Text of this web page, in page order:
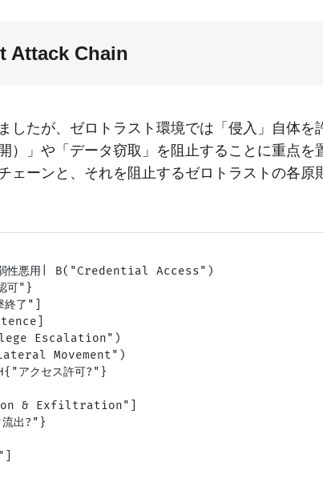
Attack Chain
したが、ゼロトラスト環境では「侵入」自体を
）」や「データ窃取」を阻止することに重点を
ェーンと、それを阻止するゼロトラストの各原
性悪用| B("Credential Access")
可"}
了"]
Escalation")
Movement")
アクセス許可?"}
& Exfiltration"]
出?"}